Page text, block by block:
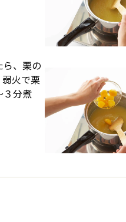
ら、栗の
火で栗
３分煮